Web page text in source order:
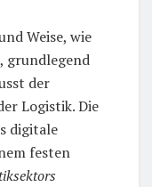
Weise, wie
grundlegend
der
Logistik. Die
digitale
festen